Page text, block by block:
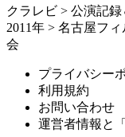
クラレビ > 公演記録
2011年 > 名古屋フィ
会
プライバシー
利用規約
お問い合わせ
運営者情報と